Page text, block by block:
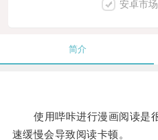
安卓市
简介
使用哔咔进行漫画阅读是
速缓慢会导致阅读卡顿。